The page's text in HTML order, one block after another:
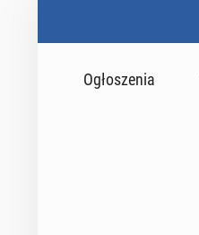
Ogłoszenia